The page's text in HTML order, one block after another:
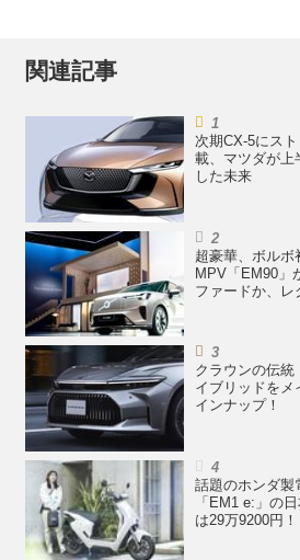
関連記事
次期CX-5にス
載、マツダが上
した未来
超豪華、ボルボ
MPV「EM90」
ファードか、レ
クラウンの伝統
イブリッドをメ
インナップ！
話題のホンダ製
「EM1 e:」の
は29万9200円！